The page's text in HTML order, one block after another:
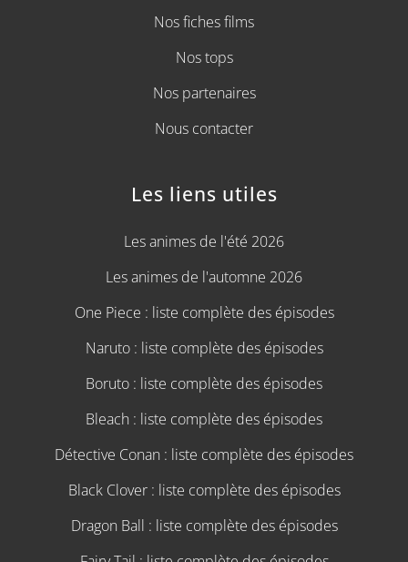
Nos fiches films
Nos tops
Nos partenaires
Nous contacter
Les liens utiles
Les animes de l'été 2026
Les animes de l'automne 2026
One Piece : liste complète des épisodes
Naruto : liste complète des épisodes
Boruto : liste complète des épisodes
Bleach : liste complète des épisodes
Détective Conan : liste complète des épisodes
Black Clover : liste complète des épisodes
Dragon Ball : liste complète des épisodes